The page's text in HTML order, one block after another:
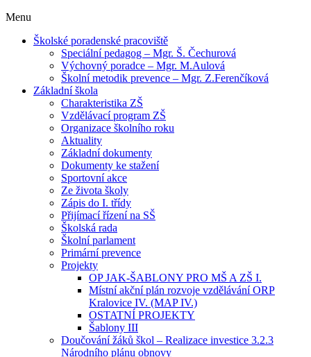
Menu
Školské poradenské pracoviště
Speciální pedagog – Mgr. Š. Čechurová
Výchovný poradce – Mgr. M.Aulová
Školní metodik prevence – Mgr. Z.Ferenčíková
Základní škola
Charakteristika ZŠ
Vzdělávací program ZŠ
Organizace školního roku
Aktuality
Základní dokumenty
Dokumenty ke stažení
Sportovní akce
Ze života školy
Zápis do I. třídy
Přijímací řízení na SŠ
Školská rada
Školní parlament
Primární prevence
Projekty
OP JAK-ŠABLONY PRO MŠ A ZŠ I.
Místní akční plán rozvoje vzdělávání ORP
Kralovice IV. (MAP IV.)
OSTATNÍ PROJEKTY
Šablony III
Doučování žáků škol – Realizace investice 3.2.3
Národního plánu obnovy